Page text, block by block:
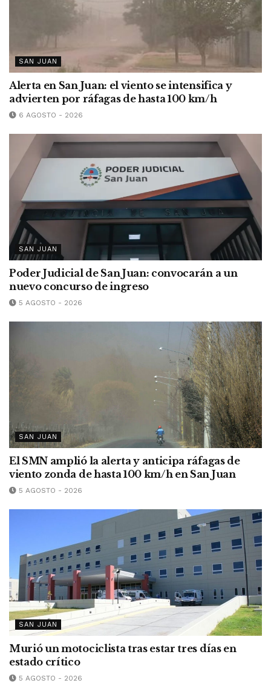
SAN JUAN
Alerta en San Juan: el viento se intensifica y
advierten por ráfagas de hasta 100 km/h
6 AGOSTO - 2026
SAN JUAN
Poder Judicial de San Juan: convocarán a un
nuevo concurso de ingreso
5 AGOSTO - 2026
SAN JUAN
El SMN amplió la alerta y anticipa ráfagas de
viento zonda de hasta 100 km/h en San Juan
5 AGOSTO - 2026
SAN JUAN
Murió un motociclista tras estar tres días en
estado crítico
5 AGOSTO - 2026